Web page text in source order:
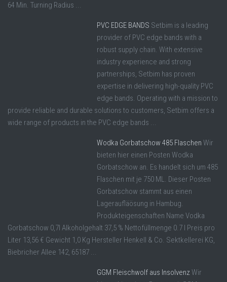
64 Min. Turning Radius ...
PVC EDGE BANDS Setbim is a leading
provider of PVC edge bands with a
robust supply chain. With extensive
industry experience and strong
partnerships, Setbim has proven
expertise in delivering high-quality PVC
edge bands. Operating with a mission to
provide reliable and durable solutions to customers, Setbim offers a
wide range of products in the PVC edge bands ...
Wodka Gorbatschow 485 Flaschen Wir
bieten hier einen Posten Wodka
Gorbatschow an. Es handelt sich um 485
Flaschen mit je 750 ML. Dieser Posten
Gorbatschow stammt aus einen
Lageraufläösung in Hambug.
Produkteigenschaften Name Vodka
Gorbatschow 0,7l Alkoholgehalt 37,5 % Nettofüllmenge 0.7 l Preis pro
Liter 13,56 € Gewicht 1,0 Kg Hersteller Henkell & Co. Sektkellerei KG,
Biebricher Allee 142, 65187 ...
GGM Fleischwolf aus InsolvenzWir